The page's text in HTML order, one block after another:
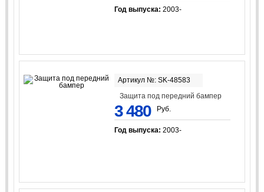
Год выпуска: 2003-
Артикул №: SK-48583
Защита под передний бампер
3 480 Руб.
Год выпуска: 2003-